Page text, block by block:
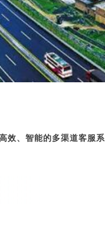
效、智能的多渠道客服系